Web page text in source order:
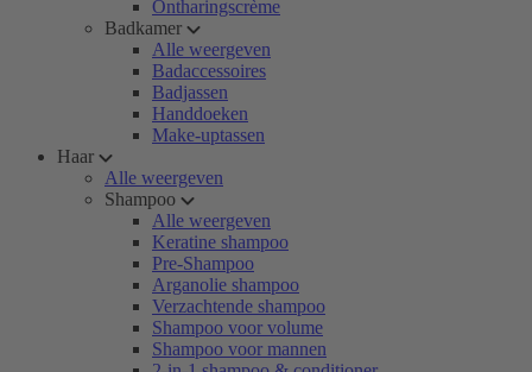
Ontharingscrème
Badkamer
Alle weergeven
Badaccessoires
Badjassen
Handdoeken
Make-uptassen
Haar
Alle weergeven
Shampoo
Alle weergeven
Keratine shampoo
Pre-Shampoo
Arganolie shampoo
Verzachtende shampoo
Shampoo voor volume
Shampoo voor mannen